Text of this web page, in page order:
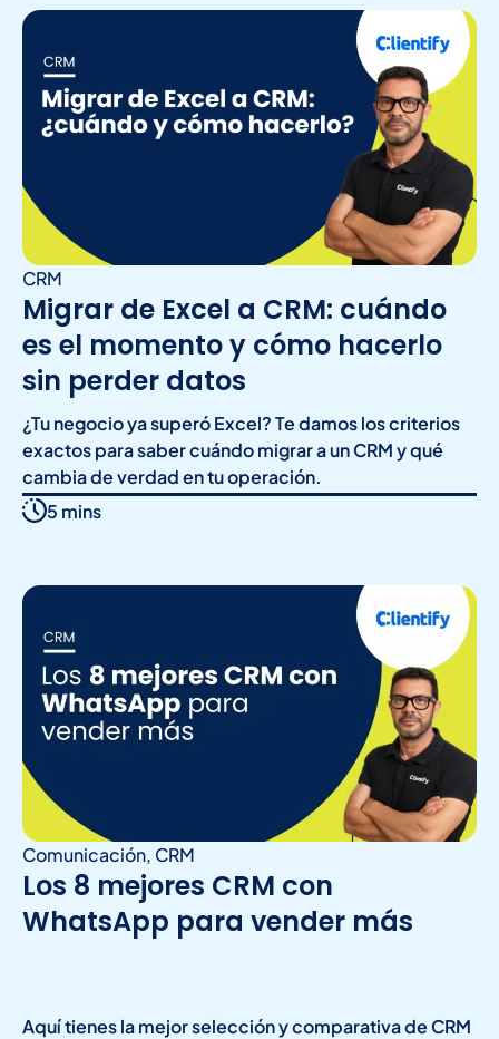
CRM
Migrar de Excel a CRM: cuándo
es el momento y cómo hacerlo
sin perder datos
¿Tu negocio ya superó Excel? Te damos los criterios
exactos para saber cuándo migrar a un CRM y qué
cambia de verdad en tu operación.
5 mins
Comunicación, CRM
Los 8 mejores CRM con
WhatsApp para vender más
Aquí tienes la mejor selección y comparativa de CRM